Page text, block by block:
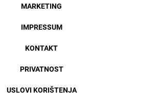
MARKETING
IMPRESSUM
KONTAKT
PRIVATNOST
USLOVI KORIŠTENJA